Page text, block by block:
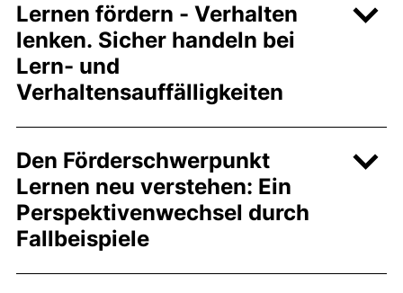
Lernen fördern - Verhalten
lenken. Sicher handeln bei
Lern- und
Verhaltensauffälligkeiten
Den Förderschwerpunkt
Lernen neu verstehen: Ein
Perspektivenwechsel durch
Fallbeispiele